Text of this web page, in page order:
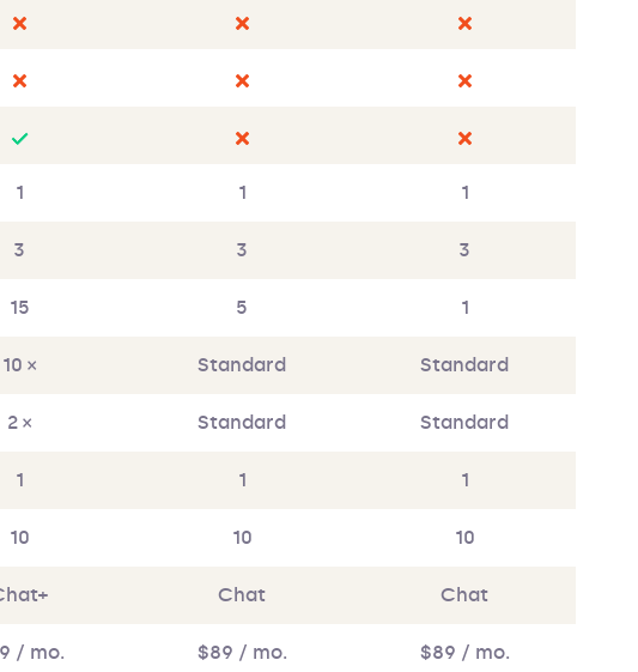
1 1 1
3 3 3
15 5 1
10 × Standard Standard
2 × Standard Standard
1 1 1
10 10 10
Chat Chat
/ mo. $89 / mo. $89 / mo.